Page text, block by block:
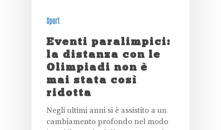
Sport
Eventi paralimpici:
la distanza con le
Olimpiadi non è
mai stata così
ridotta
Negli ultimi anni si è assistito a un
cambiamento profondo nel modo